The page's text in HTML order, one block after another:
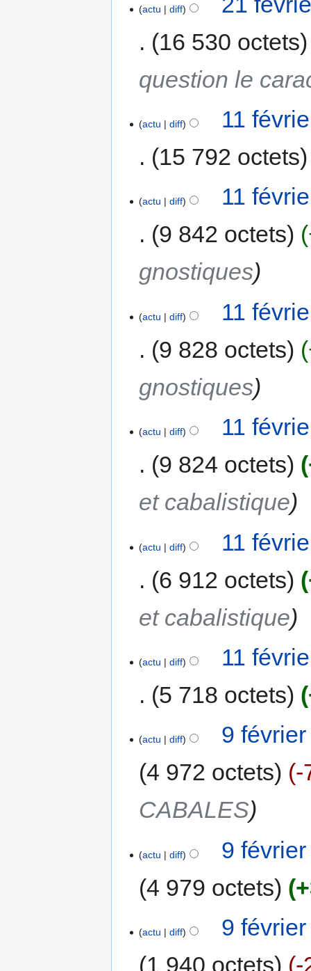
actu diff
16 530 octets
question le
actu diff
11
15 792 octets
actu diff
11
9 842 octets
gnostiques
actu diff
11
9 828 octets
gnostiques
actu diff
11
9 824 octets
et cabalistique
actu diff
11
6 912 octets
et cabalistique
actu diff
11
5 718 octets
actu diff
9
4 972 octets
-
CABALES
actu diff
9
4 979 octets
actu diff
9
1 940 octets
-